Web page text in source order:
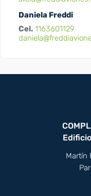
Daniela Freddi
Cel. 1163601129
Martín